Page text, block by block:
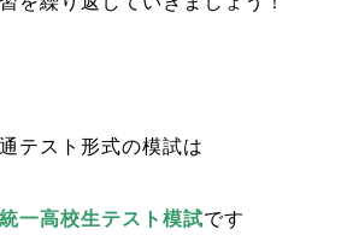
テスト形式の模試は
一高校生テスト模試です